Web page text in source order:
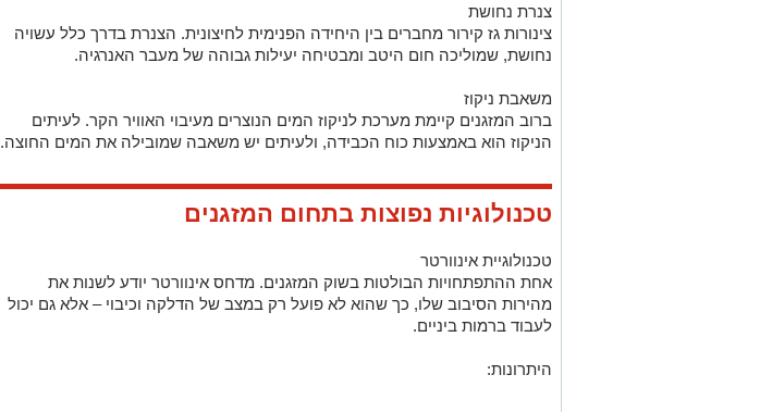
צנרת נחושת
צינורות גז קירור מחברים בין היחידה הפנימית לחיצונית. הצנרת בדרך כלל עשויה
נחושת, שמוליכה חום היטב ומבטיחה יעילות גבוהה של מעבר האנרגיה.
משאבת ניקוז
ברוב המזגנים קיימת מערכת לניקוז המים הנוצרים מעיבוי האוויר הקר. לעיתים
הניקוז הוא באמצעות כוח הכבידה, ולעיתים יש משאבה שמובילה את המים החוצה.
טכנולוגיות נפוצות בתחום המזגנים
טכנולוגיית אינוורטר
אחת ההתפתחויות הבולטות בשוק המזגנים. מדחס אינוורטר יודע לשנות את
מהירות הסיבוב שלו, כך שהוא לא פועל רק במצב של הדלקה וכיבוי – אלא גם יכול
לעבוד ברמות ביניים.
היתרונות: